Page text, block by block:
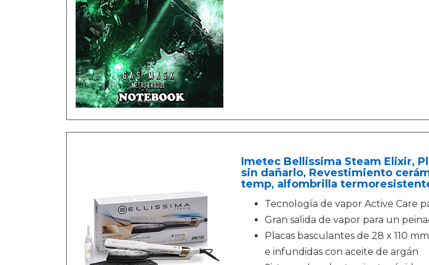
Imetec Bellissima Steam Elixir,
sin dañarlo, Revestimiento
temp, alfombrilla
Tecnología de vapor Active Care
Gran salida de vapor para un
Placas basculantes de 28 x 110
e infundidas con aceite de argán